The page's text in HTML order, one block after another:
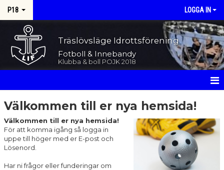
P18 LOGGA IN
Träslövsläge Idrottsförening
Fotboll & Innebandy
Klubba & boll POJK 2018
HEM
NYHETER
KALENDER
MATCHER
Välkommen till er nya hemsida!
Välkommen till er nya hemsida!
För att komma igång så logga in
uppe till höger med er E-post och
Lösenord.
Har ni frågor eller funderingar om